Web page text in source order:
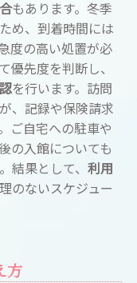
もあります。冬季
め、到着時間には
度の高い処置が必
優先度を判断し、
を行います。訪問
、記録や保険請求
ご自宅への駐車や
の入館についても
結果として、 利用
のないスケジュー
方